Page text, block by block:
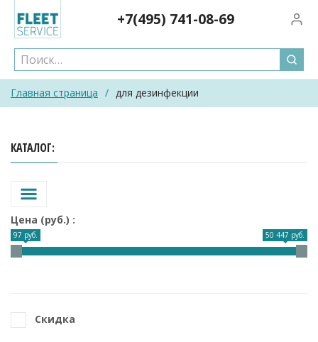
content
+7(495) 741-08-69
Главная страница / для дезинфекции
КАТАЛОГ
Цена (руб.)
97 руб. 50 447 руб.
Скидка